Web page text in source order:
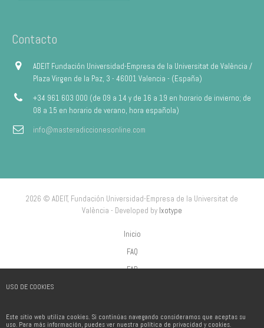
USO DE COOKIES
Este sitio web utiliza cookies. Si continúas navegando consideramos que aceptas su
uso. Para más información, puedes ver nuestra política de privacidad y cookies.
Contacto
ADEIT Fundación Universidad-Empresa de la Universitat de València /
Plaza Virgen de la Paz, 3 - 46001 Valencia - (España)
+34 961 603 000 (de 09 a 14 y de 16 a 19 en horario de invierno; de
08 a 15 en horario de verano, hora española)
info@masteradiccionesonline.com
2026 © ADEIT, Fundación Universidad-Empresa de la Universitat de
València - Developed by Ixotype
Inicio
FAQ
FAP
Política de Cookies